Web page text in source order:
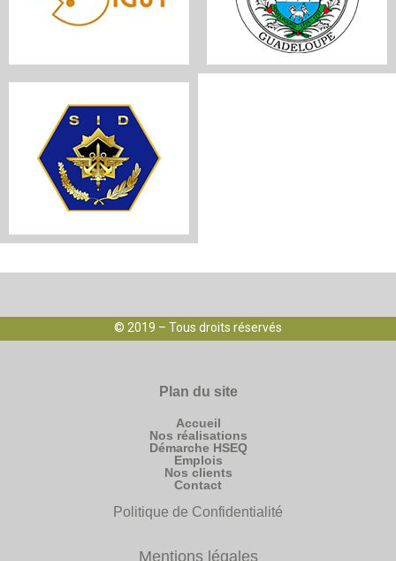
© 2019 – Tous droits réservés
Plan du site
Accueil
Nos réalisations
Démarche HSEQ
Emplois
Nos clients
Contact
Politique de Confidentialité
Mentions légales